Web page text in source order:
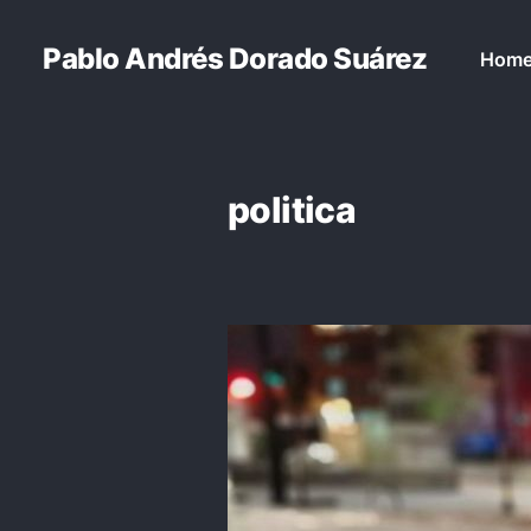
Pablo Andrés Dorado Suárez
politica